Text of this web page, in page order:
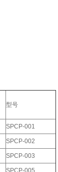
型号
SPCP-001
SPCP-002
SPCP-003
SPCP-005